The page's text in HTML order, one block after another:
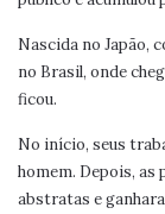
Nascida no Japão,
no Brasil, onde
ficou.
No início, seus
homem. Depois,
abstratas e